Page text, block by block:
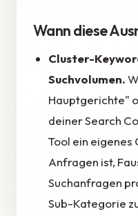
Wann diese
Cluster-
Suchvolumen.
Hauptgerichte"
deiner Search
Tool ein
Anfragen ist,
Suchanfragen
Sub-Kategorie